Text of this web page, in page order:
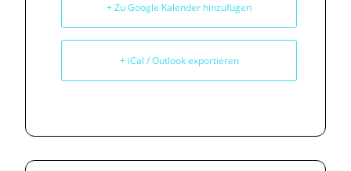
+ Zu Google Kalender hinzufügen
+ iCal / Outlook exportieren